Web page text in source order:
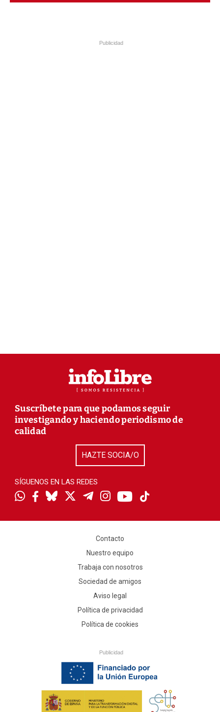
Publicidad
Suscríbete para que podamos seguir
investigando y haciendo periodismo de
calidad
HAZTE SOCIA/O
SÍGUENOS EN LAS REDES
Contacto
Nuestro equipo
Trabaja con nosotros
Sociedad de amigos
Aviso legal
Política de privacidad
Política de cookies
Publicidad